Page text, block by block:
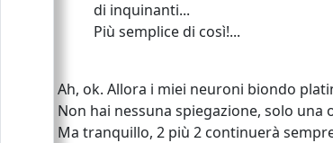
di inquinanti...
Più semplice di così!...
Ah, ok. Allora i miei neuroni biondo
Non hai nessuna spiegazione, solo
Ma tranquillo, 2 più 2 continuerà